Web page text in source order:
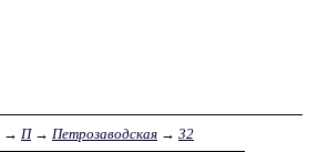
→ П→ Петрозаводская → 32